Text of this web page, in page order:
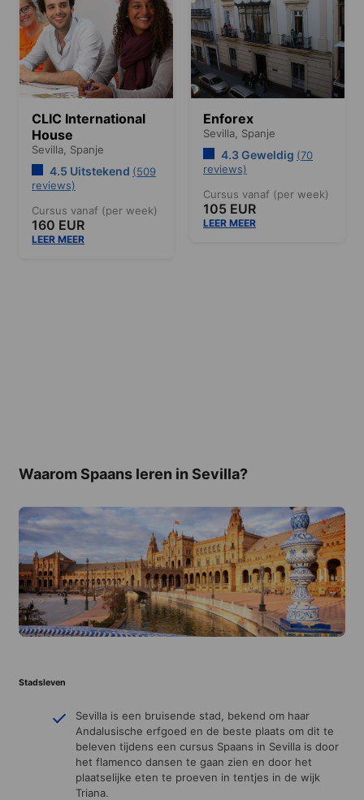
CLIC International
House
Sevilla, Spanje
4.5 Uitstekend (509
reviews)
Cursus vanaf (per week)
160 EUR
LEER MEER
Enforex
Sevilla, Spanje
4.3 Geweldig (70
reviews)
Cursus vanaf (per week)
105 EUR
LEER MEER
Waarom Spaans leren in Sevilla?
Stadsleven
Sevilla is een bruisende stad, bekend om haar
Andalusische erfgoed en de beste plaats om dit te
beleven tijdens een cursus Spaans in Sevilla is door
het flamenco dansen te gaan zien en door het
plaatselijke eten te proeven in tentjes in de wijk
Triana.